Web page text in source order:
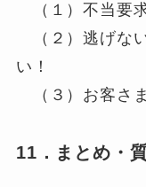
（１）不当要
（２）逃げな
い！
（３）お客さ
11．まとめ・